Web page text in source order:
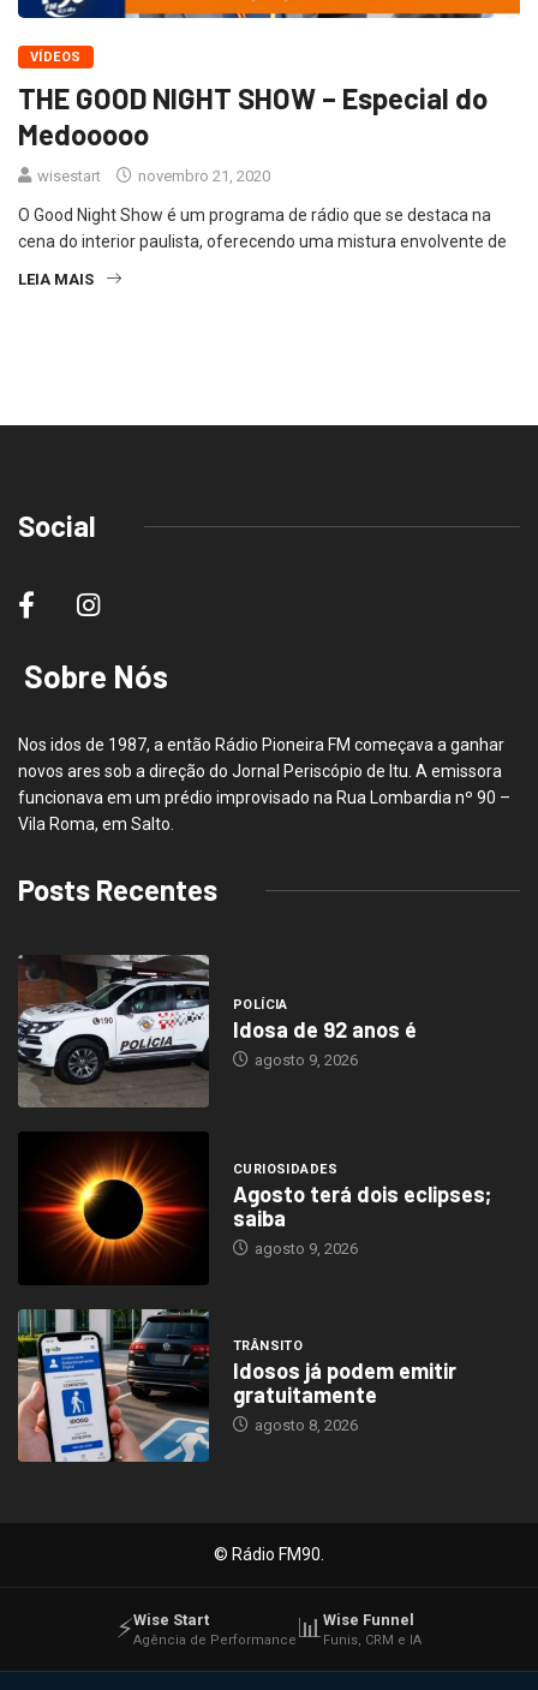
VÍDEOS
THE GOOD NIGHT SHOW – Especial do
Medooooo
wisestart novembro 21, 2020
O Good Night Show é um programa de rádio que se destaca na
cena do interior paulista, oferecendo uma mistura envolvente de
LEIA MAIS
Social
Sobre Nós
Nos idos de 1987, a então Rádio Pioneira FM começava a ganhar
novos ares sob a direção do Jornal Periscópio de Itu. A emissora
funcionava em um prédio improvisado na Rua Lombardia nº 90 –
Vila Roma, em Salto.
Posts Recentes
POLÍCIA
Idosa de 92 anos é
agosto 9, 2026
CURIOSIDADES
Agosto terá dois eclipses;
saiba
agosto 9, 2026
TRÂNSITO
Idosos já podem emitir
gratuitamente
agosto 8, 2026
© Rádio FM90.
⚡Wise Start
Agência de Performance 📊Wise Funnel
Funis, CRM e IA